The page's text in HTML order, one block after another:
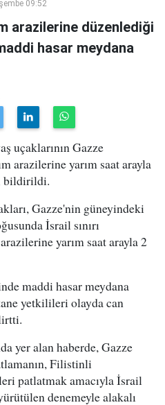
09:52
arazilerine düzenlediği
hasar meydana
uçaklarının Gazze
arazilerine yarım saat arayla
bildirildi.
Gazze'nin güneyindeki
İsrail sınırı
yarım saat arayla 2
maddi hasar meydana
yetkilileri olayda can
yer alan haberde, Gazze
Filistinli
patlatmak amacıyla İsrail
denemeyle alakalı